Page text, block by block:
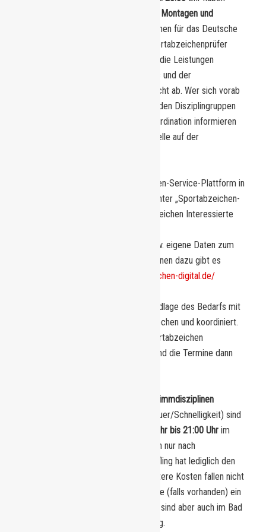
Montagen und
die Möglichkeit, die Disziplinen für das Deutsche
Sportabzeichen zu trainieren. Die Sportabzeichenprüfer
stehen mit Rat zur Seite und nehmen die Leistungen
entsprechend des Leistungskataloges und der
Spezifikationen für Alter und Geschlecht ab. Wer sich vorab
über die verschiedenen Übungen aus den Disziplingruppen
Ausdauer, Kraft, Schnelligkeit und Koordination informieren
möchte, kann die entsprechende Tabelle auf der
Zurzeit ist eine digitale Sportabzeichen-Service-Plattform in
Arbeit. Sie soll am 04.März starten. Unter „Sportabzeichen-
digital“ kann zukünftig jeder Sportabzeichen Interessierte
Leistungsanforderungen einsehen bzw. eigene Daten zum
Sportabzeichen verwalten. Informationen dazu gibt es
https://www.sportabzeichen-digital.de/
werden auf Grundlage des Bedarfs mit
den Sportlerinnen/Sportlern abgesprochen und koordiniert.
Damit auch weitere interessierte Sportabzeichen
Absolventen hinzukommen können, sind die Termine dann
Schwimmdisziplinen
(Schwimmfertigkeitsnachweis/Ausdauer/Schnelligkeit) sind
immer dienstags von 19:00 Uhr bis 21:00 Uhr im
Hallenbad Bergkamen möglich, jedoch nur nach
telefonischer Voranmeldung. Der Prüfling hat lediglich den
normalen Eintrittspreis zu zahlen, weitere Kosten fallen nicht
an. Mitzubringen ist der Ausweis sowie (falls vorhanden) ein
Formular für die Abnahme. Ansonsten sind aber auch im Bad
Kopien des Prüfungsformulars vorrätig.